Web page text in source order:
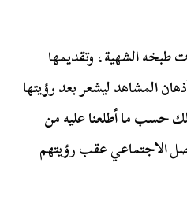
طبخه الشهية، وتقديمها
المشاهد ليشعر بعد رؤيتها
حسب ما أطلعنا عليه من
الاجتماعي عقب رؤيتهم